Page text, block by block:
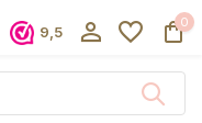
9,5
0